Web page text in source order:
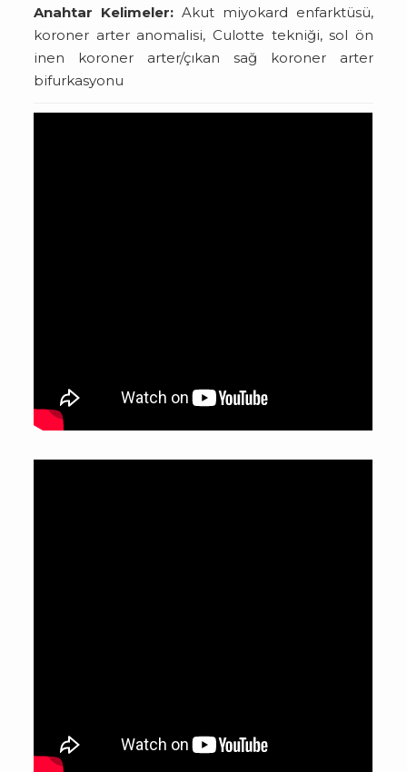
Anahtar Kelimeler: Akut miyokard enfarktüsü,
koroner arter anomalisi, Culotte tekniği, sol ön
inen koroner arter/çıkan sağ koroner arter
bifurkasyonu